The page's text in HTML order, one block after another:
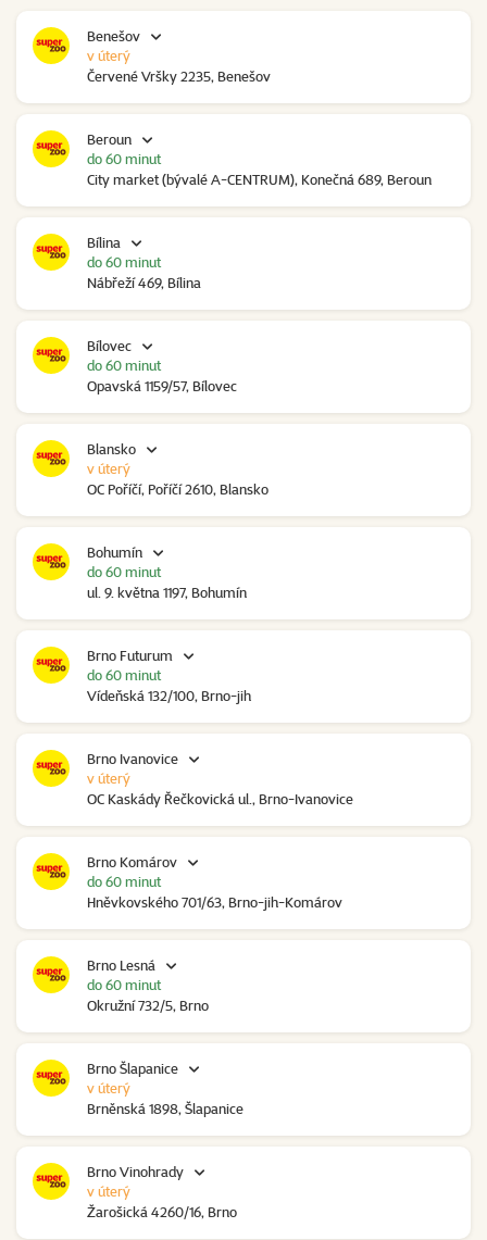
Benešov
Červené Vršky 2235, Benešov
v úterý
Beroun
City market (bývalé A-CENTRUM), Konečná 689, Beroun
do 60 minut
Bílina
Nábřeží 469, Bílina
do 60 minut
Bílovec
Opavská 1159/57, Bílovec
do 60 minut
Blansko
OC Poříčí, Poříčí 2610, Blansko
v úterý
Bohumín
ul. 9. května 1197, Bohumín
do 60 minut
Brno Futurum
Vídeňská 132/100, Brno-jih
do 60 minut
Brno Ivanovice
OC Kaskády Řečkovická ul., Brno-Ivanovice
v úterý
Brno Komárov
Hněvkovského 701/63, Brno-jih-Komárov
do 60 minut
Brno Lesná
Okružní 732/5, Brno
do 60 minut
Brno Šlapanice
Brněnská 1898, Šlapanice
v úterý
Brno Vinohrady
Žarošická 4260/16, Brno
v úterý